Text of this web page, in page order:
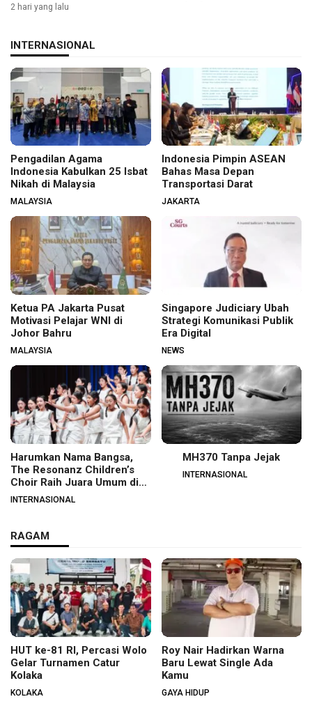
2 hari yang lalu
INTERNASIONAL
Pengadilan Agama
Indonesia Kabulkan 25 Isbat
Nikah di Malaysia
MALAYSIA
Indonesia Pimpin ASEAN
Bahas Masa Depan
Transportasi Darat
JAKARTA
Ketua PA Jakarta Pusat
Motivasi Pelajar WNI di
Johor Bahru
MALAYSIA
Singapore Judiciary Ubah
Strategi Komunikasi Publik
Era Digital
NEWS
Harumkan Nama Bangsa,
The Resonanz Children’s
Choir Raih Juara Umum di
Hungaria
INTERNASIONAL
MH370 Tanpa Jejak
INTERNASIONAL
RAGAM
HUT ke-81 RI, Percasi Wolo
Gelar Turnamen Catur
Kolaka
KOLAKA
Roy Nair Hadirkan Warna
Baru Lewat Single Ada
Kamu
GAYA HIDUP